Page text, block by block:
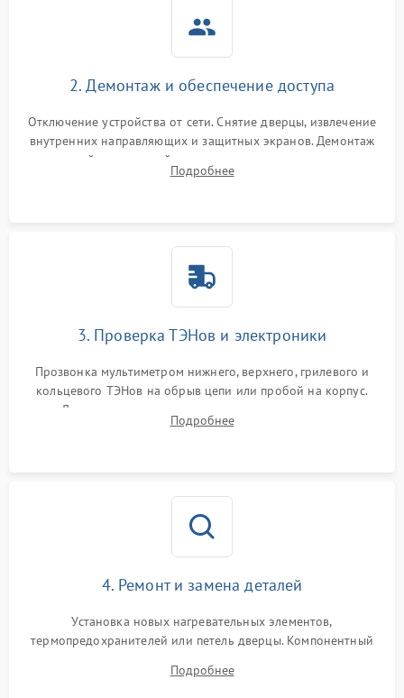
2. Демонтаж и обеспечение доступа
Отключение устройства от сети. Снятие дверцы, извлечение
внутренних направляющих и защитных экранов. Демонтаж
задней или верхней панели для прямого доступа к
нагревательным элементам, плате и вентиляторам.
Подробнее
3. Проверка ТЭНов и электроники
Прозвонка мультиметром нижнего, верхнего, грилевого и
кольцевого ТЭНов на обрыв цепи или пробой на корпус.
Диагностика термостата, датчиков температуры,
переключателя режимов и мотора конвекции.
Подробнее
4. Ремонт и замена деталей
Установка новых нагревательных элементов,
термопредохранителей или петель дверцы. Компонентный
выгоревших реле, восстановление контактов и замена
Подробнее